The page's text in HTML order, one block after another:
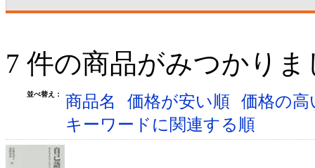
7 件の商品がみつかりま
並べ替え： 商品名 価格が安い順 価格の
キーワードに関連する順